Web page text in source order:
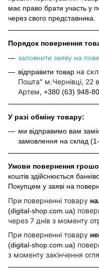
має право брати участь у
через свого представника.
Порядок повернення
заповнити заяву на
відправити товар на
Пошта" м.Чернівці, 22
Артем, +380 (63) 948-
У разі обміну товару:
ми відправимо вам
замовлення на склад
Умови повернення
коштів здійснюється
Покупцем у заяві на
При поверненні товару
(digital-shop.com.ua)
через 7 днів з моменту
При поверненні товару
(digital-shop.com.ua)
з моменту закінчення